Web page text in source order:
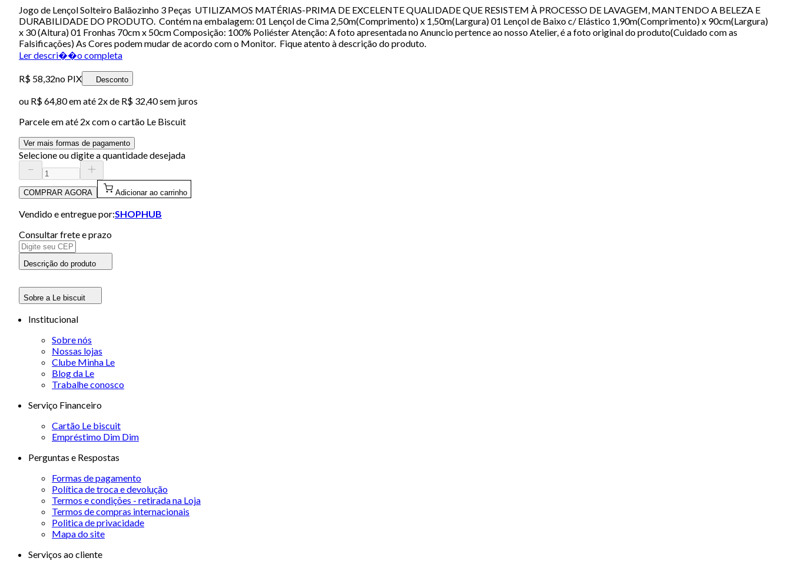
Jogo de Lençol Solteiro Balãozinho 3 Peças UTILIZAMOS MATÉRIAS-PRIMA DE EXCELENTE QUALIDADE QUE RESISTEM À PROCESSO DE LAVAGEM, MANTENDO A BELEZA E
DURABILIDADE DO PRODUTO. Contém na embalagem: 01 Lençol de Cima 2,50m(Comprimento) x 1,50m(Largura) 01 Lençol de Baixo c/ Elástico 1,90m(Comprimento) x 90cm(Largura)
x 30 (Altura) 01 Fronhas 70cm x 50cm Composição: 100% Poliéster Atenção: A foto apresentada no Anuncio pertence ao nosso Atelier, é a foto original do produto(Cuidado com as
Falsificações) As Cores podem mudar de acordo com o Monitor. Fique atento à descrição do produto.
Ler descri��o completa
R$ 58,32no PIX Desconto
ou R$ 64,80em até 2x de R$ 32,40 sem juros
Parcele em até 2x com o cartão Le Biscuit
Ver mais formas de pagamento
Selecione ou digite a quantidade desejada
COMPRAR AGORA Adicionar ao carrinho
Vendido e entregue por:SHOPHUB
Consultar frete e prazo
Descrição do produto
Sobre a Le biscuit
Institucional
Sobre nós
Nossas lojas
Clube Minha Le
Blog da Le
Trabalhe conosco
Serviço Financeiro
Cartão Le biscuit
Empréstimo Dim Dim
Perguntas e Respostas
Formas de pagamento
Política de troca e devolução
Termos e condições - retirada na Loja
Termos de compras internacionais
Politica de privacidade
Mapa do site
Serviços ao cliente